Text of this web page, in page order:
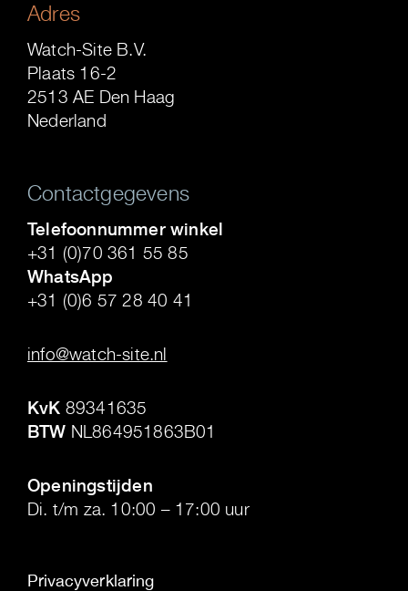
Adres
Watch-Site B.V.
Plaats 16-2
2513 AE Den Haag
Nederland
Contactgegevens
Telefoonnummer winkel
+31 (0)70 361 55 85
WhatsApp
+31 (0)6 57 28 40 41
info@watch-site.nl
KvK 89341635
BTW NL864951863B01
Openingstijden
Di. t/m za. 10:00 – 17:00 uur
Privacyverklaring